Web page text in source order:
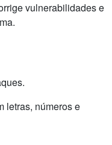
vulnerabilidades e
letras, números e